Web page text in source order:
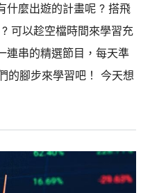
什麼出遊的計畫呢 ? 搭飛
可以趁空檔時間來學習充
連串的精選節目，每天準
的腳步來學習吧！ 今天想